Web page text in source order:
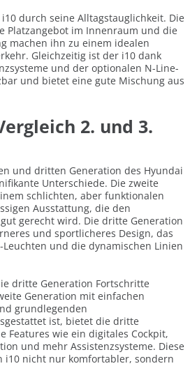
durch seine Alltagstauglichkeit. Die
Platzangebot im Innenraum und die
machen ihn zu einem idealen
Gleichzeitig ist der i10 dank
und der optionalen N-Line-
und bietet eine gute Mischung aus
2. und 3.
und dritten Generation des Hyundai
Unterschiede. Die zweite
schlichten, aber funktionalen
Ausstattung, die den
gerecht wird. Die dritte Generation
und sportlicheres Design, das
Leuchten und die dynamischen Linien
dritte Generation Fortschritte
Generation mit einfachen
grundlegenden
ist, bietet die dritte
Features wie ein digitales Cockpit,
und mehr Assistenzsysteme. Diese
i10 nicht nur komfortabler, sondern